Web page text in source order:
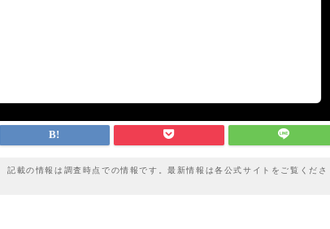
載の情報は調査時点での情報です。最新情報は各公式サイトをご覧くださ